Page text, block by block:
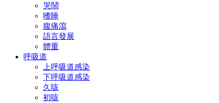
哭鬧
嗜睡
腹痛瀉
語言發展
體重
呼吸道
上呼吸道感染
下呼吸道感染
久咳
初咳